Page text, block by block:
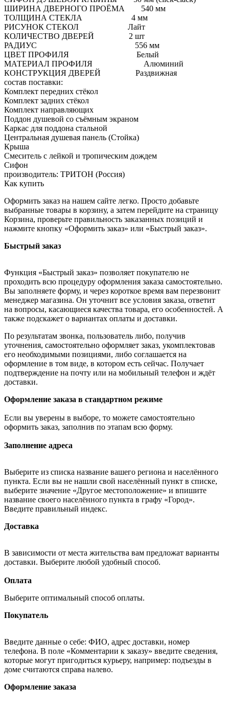
ШИРИНА ДВЕРНОГО ПРОЁМА 540 мм
ТОЛЩИНА СТЕКЛА 4 мм
РИСУНОК СТЕКОЛ Лайт
КОЛИЧЕСТВО ДВЕРЕЙ 2 шт
РАДИУС 556 мм
ЦВЕТ ПРОФИЛЯ Белый
МАТЕРИАЛ ПРОФИЛЯ Алюминий
КОНСТРУКЦИЯ ДВЕРЕЙ Раздвижная
состав поставки:
Комплект передних стёкол
Комплект задних стёкол
Комплект направляющих
Поддон душевой со съёмным экраном
Каркас для поддона стальной
Центральная душевая панель (Стойка)
Крыша
Смеситель с лейкой и тропическим дождем
Сифон
производитель: ТРИТОН (Россия)
Как купить
Оформить заказ на нашем сайте легко. Просто добавьте
выбранные товары в корзину, а затем перейдите на страницу
Корзина, проверьте правильность заказанных позиций и
нажмите кнопку «Оформить заказ» или «Быстрый заказ».
Быстрый заказ
Функция «Быстрый заказ» позволяет покупателю не
проходить всю процедуру оформления заказа самостоятельно.
Вы заполняете форму, и через короткое время вам перезвонит
менеджер магазина. Он уточнит все условия заказа, ответит
на вопросы, касающиеся качества товара, его особенностей. А
также подскажет о вариантах оплаты и доставки.
По результатам звонка, пользователь либо, получив
уточнения, самостоятельно оформляет заказ, укомплектовав
его необходимыми позициями, либо соглашается на
оформление в том виде, в котором есть сейчас. Получает
подтверждение на почту или на мобильный телефон и ждёт
доставки.
Оформление заказа в стандартном режиме
Если вы уверены в выборе, то можете самостоятельно
оформить заказ, заполнив по этапам всю форму.
Заполнение адреса
Выберите из списка название вашего региона и населённого
пункта. Если вы не нашли свой населённый пункт в списке,
выберите значение «Другое местоположение» и впишите
название своего населённого пункта в графу «Город».
Введите правильный индекс.
Доставка
В зависимости от места жительства вам предложат варианты
доставки. Выберите любой удобный способ.
Оплата
Выберите оптимальный способ оплаты.
Покупатель
Введите данные о себе: ФИО, адрес доставки, номер
телефона. В поле «Комментарии к заказу» введите сведения,
которые могут пригодиться курьеру, например: подъезды в
доме считаются справа налево.
Оформление заказа